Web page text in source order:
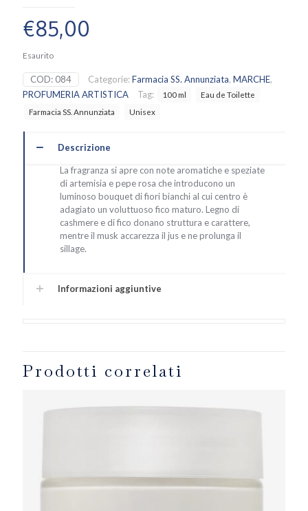
€85,00
Esaurito
COD: 084 Categorie:Farmacia SS. Annunziata, MARCHE,
PROFUMERIA ARTISTICA
Tag: 100 ml
Eau de Toilette
Farmacia SS. Annunziata
Unisex
Descrizione
La fragranza si apre con note aromatiche e speziate
di artemisia e pepe rosa che introducono un
luminoso bouquet di fiori bianchi al cui centro è
adagiato un voluttuoso fico maturo. Legno di
cashmere e di fico donano struttura e carattere,
mentre il musk accarezza il jus e ne prolunga il
sillage.
Informazioni aggiuntive
Prodotti correlati